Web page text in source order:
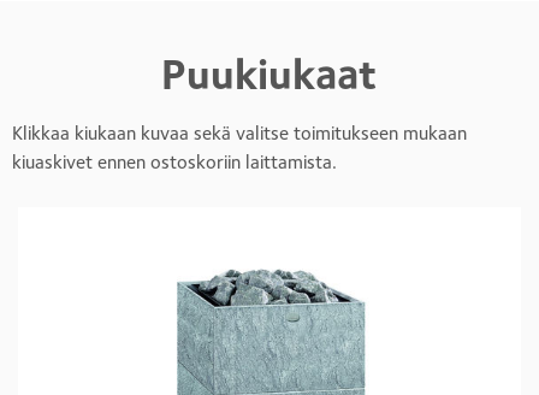
Puukiukaat
Klikkaa kiukaan kuvaa sekä valitse toimitukseen mukaan
kiuaskivet ennen ostoskoriin laittamista.